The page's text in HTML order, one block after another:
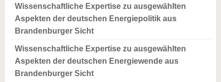
Wissenschaftliche Expertise zu ausgewählten
Aspekten der deutschen Energiepolitik aus
Brandenburger Sicht
Wissenschaftliche Expertise zu ausgewählten
Aspekten der deutschen Energiewende aus
Brandenburger Sicht